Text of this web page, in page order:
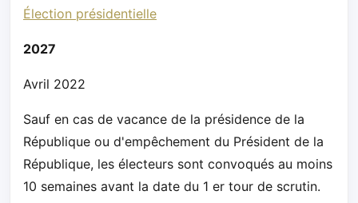
Élection présidentielle
2027
Avril 2022
Sauf en cas de vacance de la présidence de la
République ou d'empêchement du Président de la
République, les électeurs sont convoqués au moins
10 semaines avant la date du 1 er tour de scrutin.